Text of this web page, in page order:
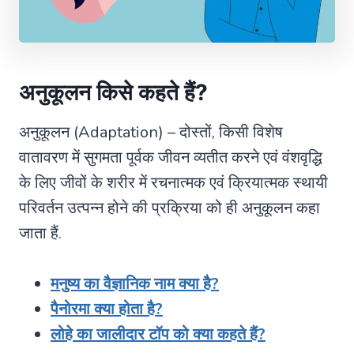
अनुकूलन किसे कहते हैं?
अनुकूलन (Adaptation) – दोस्तों, किसी विशेष
वातावरण में सुगमता पूर्वक जीवन व्यतीत करने एवं वंशवृद्धि
के लिए जीवों के शरीर में रचनात्मक एवं क्रियात्मक स्थायी
परिवर्तन उत्पन्न होने की प्रक्रिया को ही अनुकूलन कहा
जाता हैं.
मनुष्य का वैज्ञानिक नाम क्या है?
पैनोरमा क्या होता है?
लोहे का जालीदार टॉप को क्या कहते हैं?